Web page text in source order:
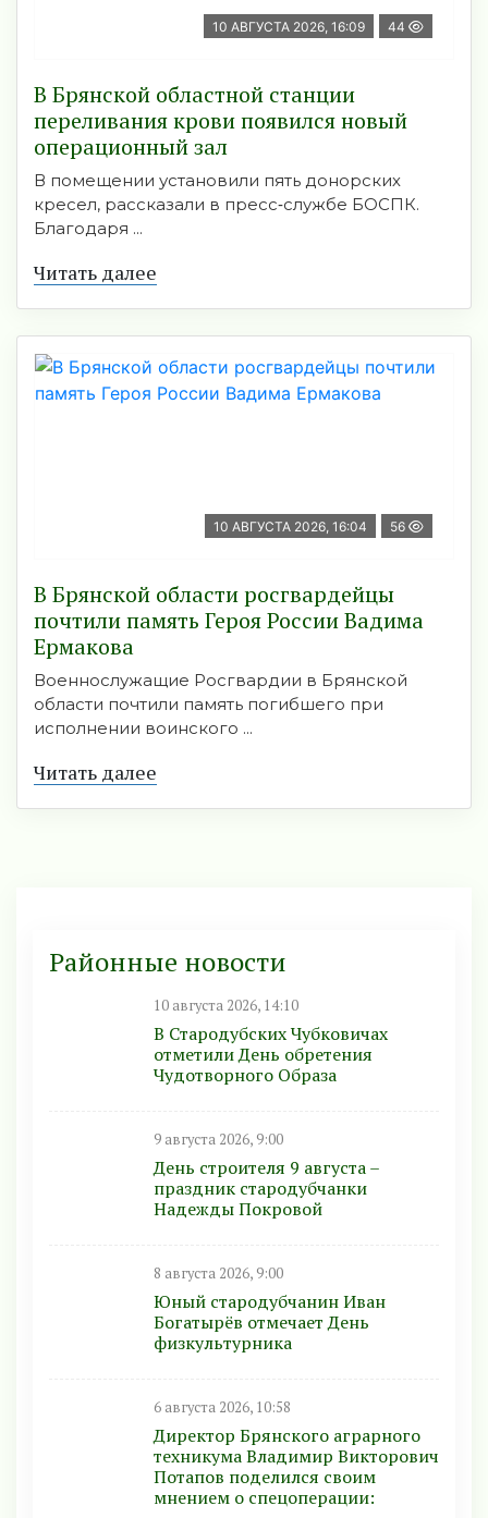
10 АВГУСТА 2026, 16:09 44
В Брянской областной станции
переливания крови появился новый
операционный зал
В помещении установили пять донорских
кресел, рассказали в пресс‑службе БОСПК.
Благодаря ...
Читать далее
10 АВГУСТА 2026, 16:04 56
В Брянской области росгвардейцы
почтили память Героя России Вадима
Ермакова
Военнослужащие Росгвардии в Брянской
области почтили память погибшего при
исполнении воинского ...
Читать далее
Районные новости
10 августа 2026, 14:10
В Стародубских Чубковичах
отметили День обретения
Чудотворного Образа
9 августа 2026, 9:00
День строителя 9 августа –
праздник стародубчанки
Надежды Покровой
8 августа 2026, 9:00
Юный стародубчанин Иван
Богатырёв отмечает День
физкультурника
6 августа 2026, 10:58
Директор Брянского аграрного
техникума Владимир Викторович
Потапов поделился своим
мнением о спецоперации: